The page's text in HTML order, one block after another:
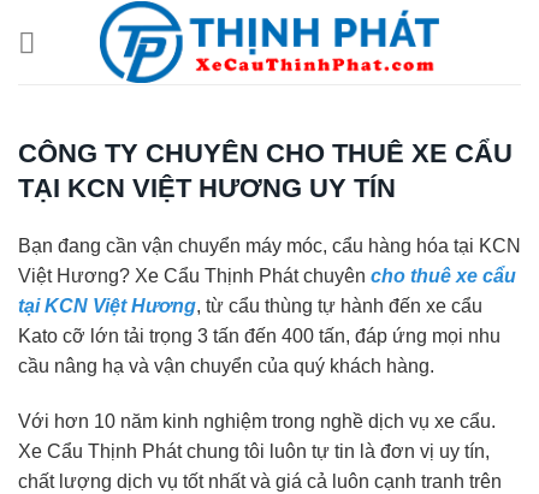
CÔNG TY CHUYÊN CHO THUÊ XE CẨU
TẠI KCN VIỆT HƯƠNG UY TÍN
Bạn đang cần vận chuyển máy móc, cẩu hàng hóa tại KCN
Việt Hương? Xe Cẩu Thịnh Phát chuyên cho thuê xe cẩu
tại KCN Việt Hương, từ cẩu thùng tự hành đến xe cẩu
Kato cỡ lớn tải trọng 3 tấn đến 400 tấn, đáp ứng mọi nhu
cầu nâng hạ và vận chuyển của quý khách hàng.
Với hơn 10 năm kinh nghiệm trong nghề dịch vụ xe cẩu.
Xe Cẩu Thịnh Phát chung tôi luôn tự tin là đơn vị uy tín,
chất lượng dịch vụ tốt nhất và giá cả luôn cạnh tranh trên